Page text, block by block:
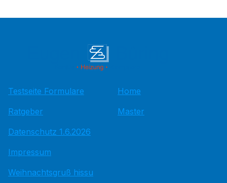
Testseite Formulare
Ratgeber
Datenschutz 1.6.2026
Impressum
Weihnachtsgruß hissu
Home
Master